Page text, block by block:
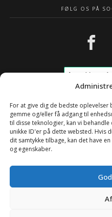
For at give dig de bedste
gemme og/eller få adgang til
til disse teknologier, kan vi
unikke ID'er på dette websted. Hvis
dit samtykke tilbage, kan det have
og egenskaber.
FØLG OS PÅ